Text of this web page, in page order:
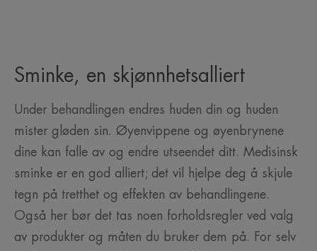
Sminke, en skjønnhetsalliert
Under behandlingen endres huden din og huden
mister gløden sin. Øyenvippene og øyenbrynene
dine kan falle av og endre utseendet ditt. Medisinsk
sminke er en god alliert; det vil hjelpe deg å skjule
tegn på tretthet og effekten av behandlingene.
Også her bør det tas noen forholdsregler ved valg
av produkter og måten du bruker dem på. For selv